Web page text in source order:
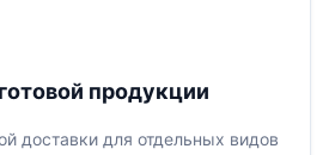
продукции
доставки для отдельных видов